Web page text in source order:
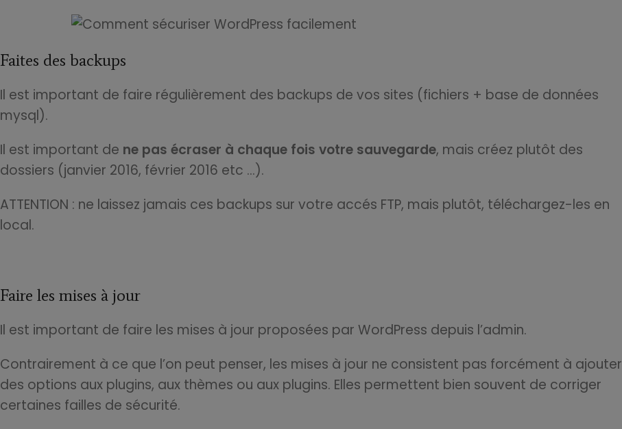
Faites des backups
Il est important de faire régulièrement des backups de vos sites (fichiers + base de données
mysql).
Il est important de ne pas écraser à chaque fois votre sauvegarde, mais créez plutôt des
dossiers (janvier 2016, février 2016 etc …).
ATTENTION : ne laissez jamais ces backups sur votre accés FTP, mais plutôt, téléchargez-les en
local.
Faire les mises à jour
Il est important de faire les mises à jour proposées par WordPress depuis l’admin.
Contrairement à ce que l’on peut penser, les mises à jour ne consistent pas forcément à ajouter
des options aux plugins, aux thèmes ou aux plugins. Elles permettent bien souvent de corriger
certaines failles de sécurité.